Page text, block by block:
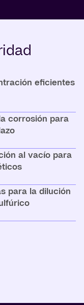
eficientes
corrosión para
al vacío para
para la dilución